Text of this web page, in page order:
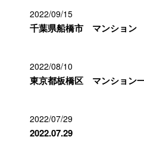
2022/09/15
千葉県船橋市 マンション
2022/08/10
東京都板橋区 マンション
2022/07/29
2022.07.29